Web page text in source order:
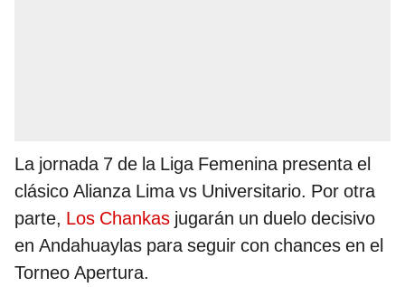
La jornada 7 de la Liga Femenina presenta el
clásico Alianza Lima vs Universitario. Por otra
parte, Los Chankas jugarán un duelo decisivo
en Andahuaylas para seguir con chances en el
Torneo Apertura.